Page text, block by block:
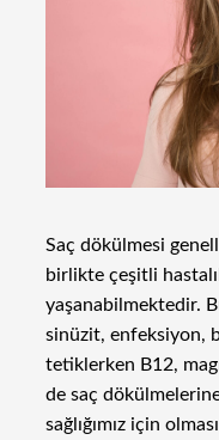
Saç dökülmesi
birlikte çeşitli
yaşanabilmektedir.
sinüzit, enfeksiyon,
tetiklerken B12,
de saç
sağlığımız için